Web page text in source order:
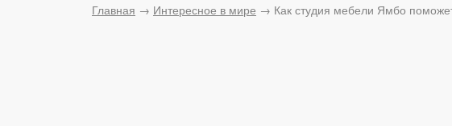
Главная → Интересное в мире → Как студия мебели Ямбо